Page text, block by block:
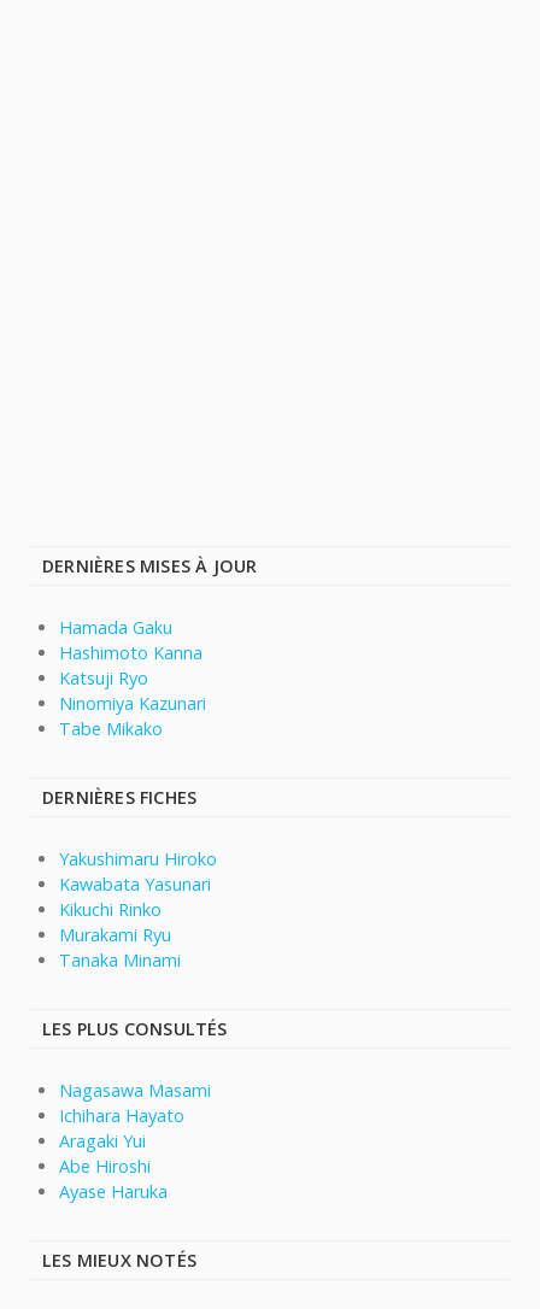
DERNIÈRES MISES À JOUR
Hamada Gaku
Hashimoto Kanna
Katsuji Ryo
Ninomiya Kazunari
Tabe Mikako
DERNIÈRES FICHES
Yakushimaru Hiroko
Kawabata Yasunari
Kikuchi Rinko
Murakami Ryu
Tanaka Minami
LES PLUS CONSULTÉS
Nagasawa Masami
Ichihara Hayato
Aragaki Yui
Abe Hiroshi
Ayase Haruka
LES MIEUX NOTÉS